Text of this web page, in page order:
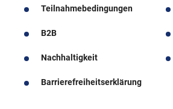
Teilnahmebedingungen
B2B
Nachhaltigkeit
Barrierefreiheitserklärung